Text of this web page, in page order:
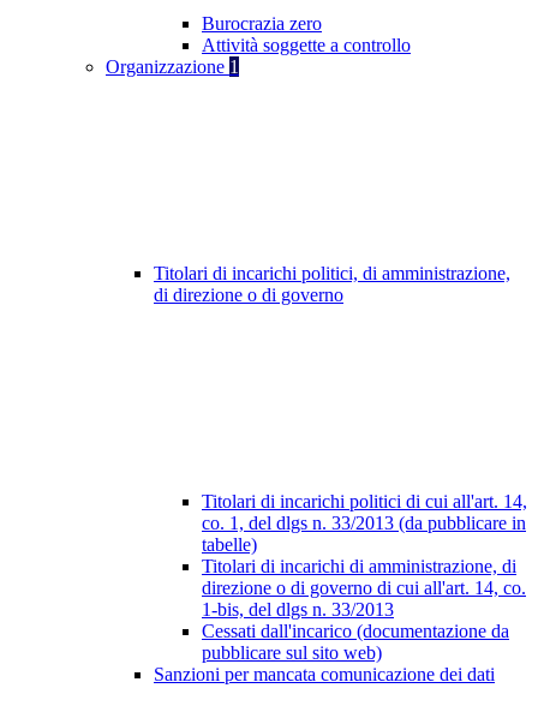
Burocrazia zero
Attività soggette a controllo
Organizzazione 1
Titolari di incarichi politici, di amministrazione,
di direzione o di governo
Titolari di incarichi politici di cui all'art. 14,
co. 1, del dlgs n. 33/2013 (da pubblicare in
tabelle)
Titolari di incarichi di amministrazione, di
direzione o di governo di cui all'art. 14, co.
1-bis, del dlgs n. 33/2013
Cessati dall'incarico (documentazione da
pubblicare sul sito web)
Sanzioni per mancata comunicazione dei dati